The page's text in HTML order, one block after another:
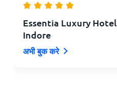
Essentia Luxury Hotel
Indore
अभी बुक करे